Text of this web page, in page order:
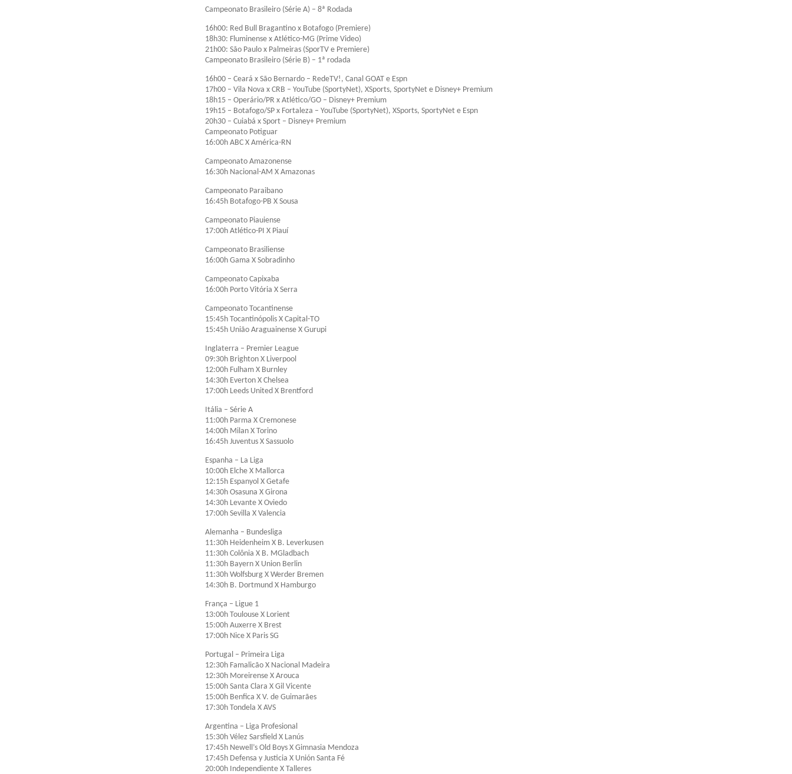
Campeonato Brasileiro (Série A) – 8ª Rodada
16h00: Red Bull Bragantino x Botafogo (Premiere)
18h30: Fluminense x Atlético-MG (Prime Video)
21h00: São Paulo x Palmeiras (SporTV e Premiere)
Campeonato Brasileiro (Série B) – 1ª rodada
16h00 – Ceará x São Bernardo – RedeTV!, Canal GOAT e Espn
17h00 – Vila Nova x CRB – YouTube (SportyNet), XSports, SportyNet e Disney+ Premium
18h15 – Operário/PR x Atlético/GO – Disney+ Premium
19h15 – Botafogo/SP x Fortaleza – YouTube (SportyNet), XSports, SportyNet e Espn
20h30 – Cuiabá x Sport – Disney+ Premium
Campeonato Potiguar
16:00h ABC X América-RN
Campeonato Amazonense
16:30h Nacional-AM X Amazonas
Campeonato Paraibano
16:45h Botafogo-PB X Sousa
Campeonato Piauiense
17:00h Atlético-PI X Piauí
Campeonato Brasiliense
16:00h Gama X Sobradinho
Campeonato Capixaba
16:00h Porto Vitória X Serra
Campeonato Tocantinense
15:45h Tocantinópolis X Capital-TO
15:45h União Araguainense X Gurupi
Inglaterra – Premier League
09:30h Brighton X Liverpool
12:00h Fulham X Burnley
14:30h Everton X Chelsea
17:00h Leeds United X Brentford
Itália – Série A
11:00h Parma X Cremonese
14:00h Milan X Torino
16:45h Juventus X Sassuolo
Espanha – La Liga
10:00h Elche X Mallorca
12:15h Espanyol X Getafe
14:30h Osasuna X Girona
14:30h Levante X Oviedo
17:00h Sevilla X Valencia
Alemanha – Bundesliga
11:30h Heidenheim X B. Leverkusen
11:30h Colônia X B. MGladbach
11:30h Bayern X Union Berlin
11:30h Wolfsburg X Werder Bremen
14:30h B. Dortmund X Hamburgo
França – Ligue 1
13:00h Toulouse X Lorient
15:00h Auxerre X Brest
17:00h Nice X Paris SG
Portugal – Primeira Liga
12:30h Famalicão X Nacional Madeira
12:30h Moreirense X Arouca
15:00h Santa Clara X Gil Vicente
15:00h Benfica X V. de Guimarães
17:30h Tondela X AVS
Argentina – Liga Profesional
15:30h Vélez Sarsfield X Lanús
17:45h Newell’s Old Boys X Gimnasia Mendoza
17:45h Defensa y Justicia X Unión Santa Fé
20:00h Independiente X Talleres